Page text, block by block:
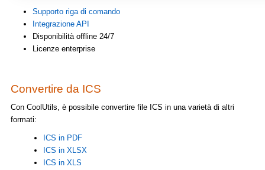
Supporto riga di comando
Integrazione API
Disponibilità offline 24/7
Licenze enterprise
Convertire da ICS
Con CoolUtils, è possibile convertire file ICS in una varietà di altri
formati:
ICS in PDF
ICS in XLSX
ICS in XLS